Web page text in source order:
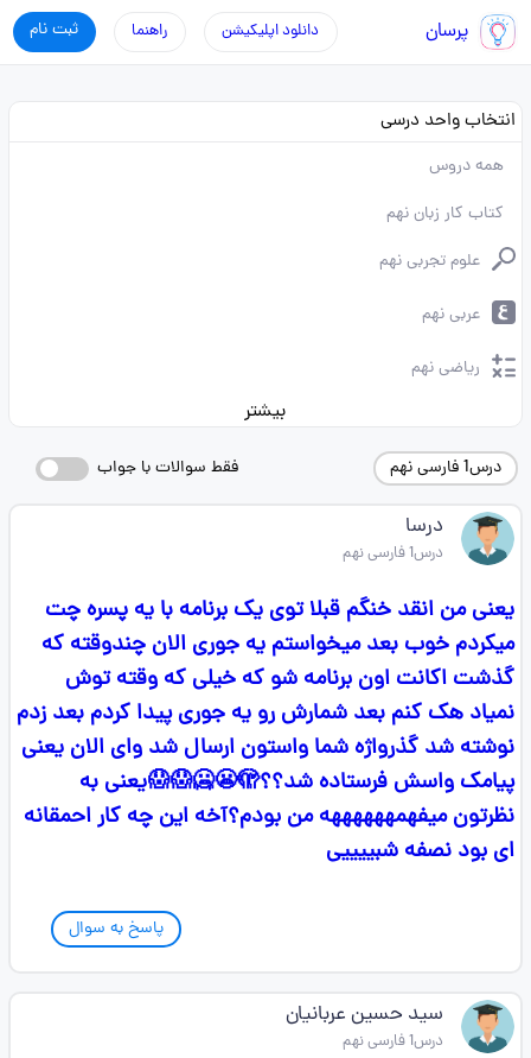
پرسان ثبت نام راهنما دانلود اپلیکیشن
انتخاب واحد درسی
همه دروس
کتاب کار زبان نهم
علوم تجربی نهم
عربی نهم
ریاضی نهم
بیشتر
درس1 فارسی نهم فقط سوالات با جواب
درسا
درس1 فارسی نهم
یعنی من انقد خنگم قبلا توی یک برنامه با یه پسره چت
میکردم خوب بعد میخواستم یه جوری الان چندوقته که
گذشت اکانت اون برنامه شو که خیلی که وقته توش
نمیاد هک کنم بعد شمارش رو یه جوری پیدا کردم بعد زدم
نوشته شد گذرواژه شما واستون ارسال شد وای الان یعنی
پیامک واسش فرستاده شد؟؟🫣😬🥶😱😱یعنی به
نظرتون میفهمههههههه من بودم؟آخه این چه کار احمقانه
ای بود نصفه شبییییی
پاسخ به سوال
سید حسین عربانیان
درس1 فارسی نهم